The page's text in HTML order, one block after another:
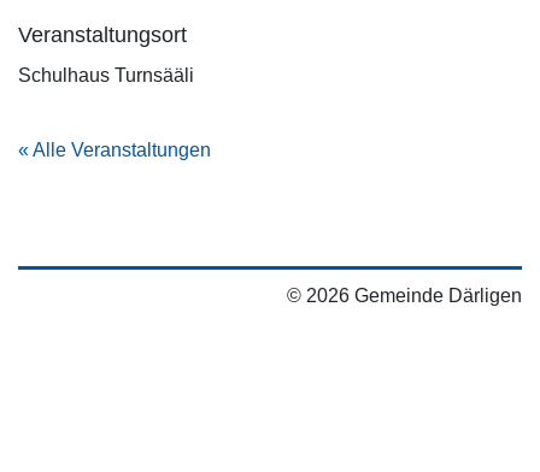
Veranstaltungsort
Schulhaus Turnsääli
« Alle Veranstaltungen
© 2026 Gemeinde Därligen